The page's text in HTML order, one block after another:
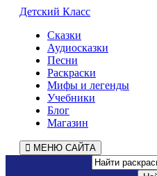
Детский Класс
Сказки
Аудиосказки
Песни
Раскраски
Мифы и легенды
Учебники
Блог
Магазин
МЕНЮ САЙТА